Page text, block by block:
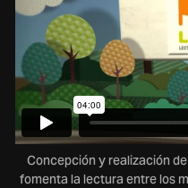
Concepción y realización
fomenta la lectura entre los